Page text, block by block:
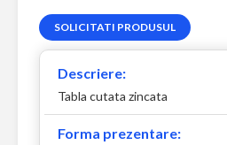
SOLICITATI PRODUSUL
Descriere:
Tabla cutata zincata
Forma prezentare: